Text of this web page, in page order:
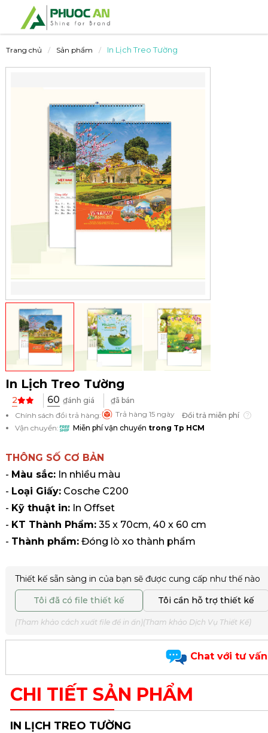
Trang chủ Sản phẩm In Lịch Treo Tường
In Lịch Treo Tường
2 60 ₫ánh giá
₫ã bán
Chính sách đổi trả hàng:
Trả hàng 15 ngày
Đổi trả miễn phí
Vận chuyển:
Miễn phí vận chuyển trong Tp HCM
THÔNG SỐ CƠ BẢN
- Màu sắc: In nhiều màu
- Loại Giấy: Cosche C200
- Kỹ thuật in: In Offset
- KT Thành Phẩm: 35 x 70cm, 40 x 60 cm
- Thành phẩm: Đóng lò xo thành phẩm
Thiết kế sẵn sàng in của bạn sẽ được cung cấp như thế nào
Tôi đã có file thiết kế
(Tham khảo cách xuất file để in ấn)
Tôi cần hỗ trợ thiết kế
(Tham khảo Dịch Vụ Thiết Kế)
Chat với tư
CHI TIẾT SẢN PHẨM
IN LỊCH TREO TƯỜNG